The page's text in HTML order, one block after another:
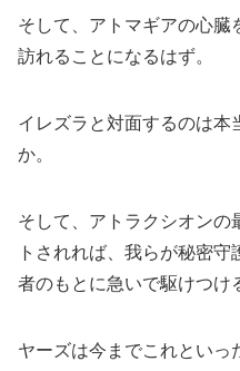
そして、アトマギアの心臓
訪れることになるはず。
イレズラと対面するのは本
か。
そして、アトラクシオンの
トされれば、我らが秘密
者のもとに急いで駆けつけ
ヤーズは今までこれといっ